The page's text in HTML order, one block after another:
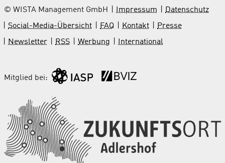
© WISTA Management GmbH Impressum
Datenschutz
Social-Media-Übersicht
FAQ Kontakt
Presse
Newsletter
RSS Werbung International
Mitglied bei: